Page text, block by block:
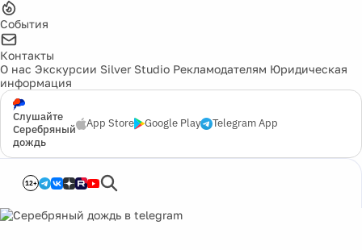
События
Контакты
О нас Экскурсии Silver Studio Рекламодателям Юридическая
информация
Слушайте
Серебряный
дождь
App Store Google Play Telegram App
12+